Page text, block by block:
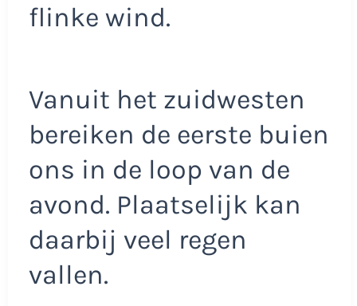
flinke wind.
Vanuit het zuidwesten
bereiken de eerste buien
ons in de loop van de
avond. Plaatselijk kan
daarbij veel regen
vallen.